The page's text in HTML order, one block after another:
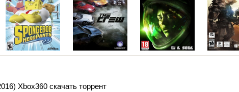
Xbox360 скачать торрент